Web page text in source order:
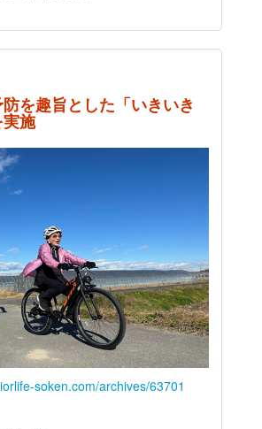
を趣旨とした「いきいき
実施
soken.com/archives/63701